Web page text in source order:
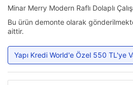
Minar Merry Modern Raflı Dolaplı
Bu ürün demonte olarak
aittir.
Yapı Kredi World'e Özel 550 TL'ye